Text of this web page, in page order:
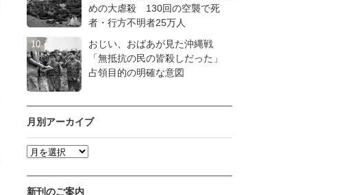
めの大虐殺 130回の空襲で死
者・行方不明者25万人
おじい、おばあが見た沖縄戦
「無抵抗の民の皆殺しだった」
占領目的の明確な意図
月別アーカイブ
新刊のご案内